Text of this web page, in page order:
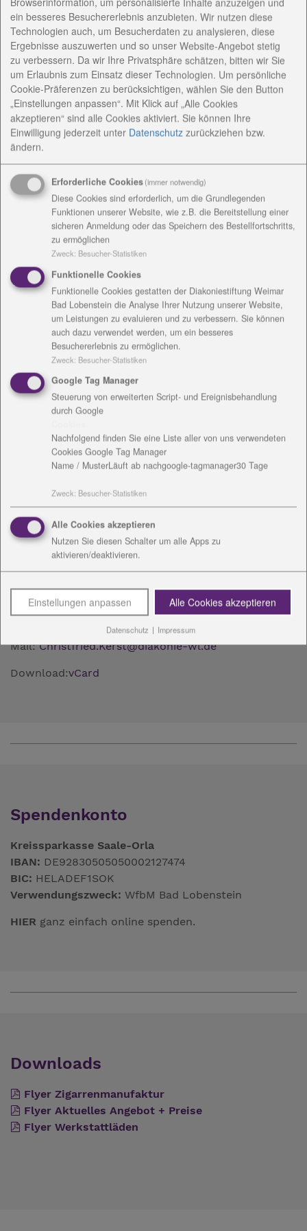
Fertigung/ Verkauf/ Vorort-Herstellung im
Werkstattladen Bad Lobenstein
mit Waren aus Töpferei, Weberei und Kreativbereich
geöffnet: Mo.- Fr. von 7:30 bis 14:30 Uhr
AnsprechpartnerInnen
Konzeptionelle Arbeit
Angebote
Werkstattrat/ Frauenbeauftragte/
Vertrauensperson
Einrichtungsanschrift /
Rechnungsanschrift
Kontakt
Christfried Kerst
Werkstattleiter
Altengesees 29
07368 Remptendorf
Tel.: 036643 - 30-4220
Fax: 036643 - 30-4109
Mail:Christfried.Kerst@diakonie-wl.de
Download:vCard
Spendenkonto
Kreissparkasse Saale-Orla
IBAN: DE92830505050002127474
BIC: HELADEF1SOK
Verwendungszweck: WfbM Bad Lobenstein
HIER ganz einfach online spenden.
Downloads
Flyer Zigarrenmanufaktur
Flyer Aktuelles Angebot + Preise
Flyer Werkstattläden
ein besseres Besuchererlebnis anzubieten. Wir nutzen diese
Technologien auch, um Besucherdaten zu analysieren, diese
Ergebnisse auszuwerten und so unser Website-Angebot stetig
zu verbessern. Da wir Ihre Privatsphäre schätzen, bitten wir Sie
um Erlaubnis zum Einsatz dieser Technologien. Um persönliche
Cookie-Präferenzen zu berücksichtigen, wählen Sie den Button
„Einstellungen anpassen“. Mit Klick auf „Alle Cookies
akzeptieren“ sind alle Cookies aktiviert. Sie können Ihre
Einwilligung jederzeit unter Datenschutz zurückziehen bzw.
ändern.
Erforderliche Cookies(immer notwendig)
Diese Cookies sind erforderlich, um die Grundlegenden
Funktionen unserer Website, wie z.B. die Bereitstellung einer
sicheren Anmeldung oder das Speichern des Bestellfortschritts,
zu ermöglichen
Zweck: Besucher-Statistiken
Funktionelle Cookies
Funktionelle Cookies gestatten der Diakoniestiftung Weimar
Bad Lobenstein die Analyse Ihrer Nutzung unserer Website,
um Leistungen zu evaluieren und zu verbessern. Sie können
auch dazu verwendet werden, um ein besseres
Besuchererlebnis zu ermöglichen.
Zweck: Besucher-Statistiken
Google Tag Manager
Steuerung von erweiterten Script- und Ereignisbehandlung
durch Google
Nachfolgend finden Sie eine Liste aller von uns verwendeten
Cookies Google Tag Manager
Name / MusterLäuft ab nachgoogle-tagmanager30 Tage
Zweck: Besucher-Statistiken
Alle Cookies akzeptieren
Nutzen Sie diesen Schalter um alle Apps zu
aktivieren/deaktivieren.
Einstellungen anpassen Alle Cookies akzeptieren
Datenschutz | Impressum